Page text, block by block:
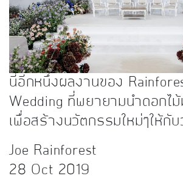
นี่อีกหนึ่งผลงานของ
Wedding ที่พยายามนำดอกไม้
เพื่อสร้างนวัตกรรมใหม่ๆให้กั
Joe Rainforest
28 Oct 2019